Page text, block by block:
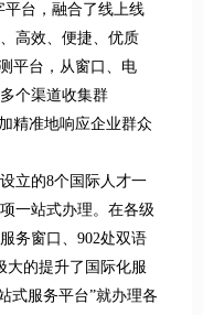
平台，融合了线上线
高效、便捷、优质
平台，从窗口、电
个渠道收集群
精准地响应企业群众
立的8个国际人才一
一站式办理。在各级
务窗口、902处双语
大的提升了国际化服
式服务平台”就办理各